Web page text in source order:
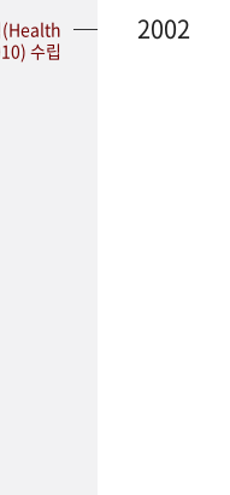
(Health
수립
2002